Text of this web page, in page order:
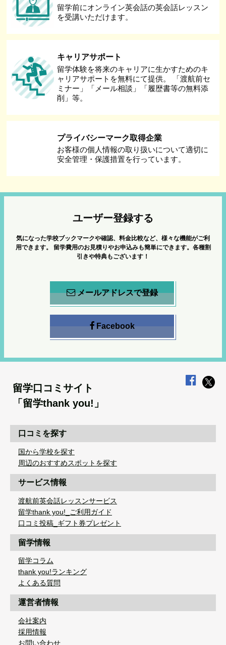
留学前にオンライン英会話の英会話レッスン
を受講いただけます。
キャリアサポート
留学体験を将来のキャリアに生かすためのキ
ャリアサポートを無料にて提供。 「渡航前セ
ミナー」「メール相談」「履歴書等の無料添
削」等。
プライバシーマーク取得企業
お客様の個人情報の取り扱いについて適切に
安全管理・保護措置を行っています。
ユーザー登録する
気になった学校ブックマークや確認、料金比較など、様々な機能がご利
用できます。
留学費用のお見積りやお申込みも簡単にできます。各種割
引きや特典もございます！
メールアドレスで登録
Facebook
留学口コミサイト
「留学thank you!」
口コミを探す
国から学校を探す
周辺のおすすめスポットを探す
サービス情報
渡航前英会話レッスンサービス
留学thank you!_ご利用ガイド
口コミ投稿_ギフト券プレゼント
留学情報
留学コラム
thank you!ランキング
よくある質問
運営者情報
会社案内
採用情報
お問い合わせ